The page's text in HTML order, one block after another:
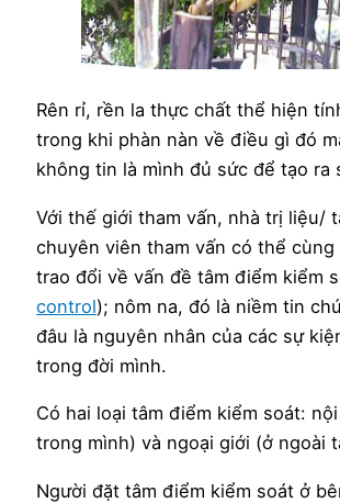
Rên rỉ, rền la thực chất thể hiện
trong khi phàn nàn về điều gì đó
không tin là mình đủ sức để tạo ra
Với thế giới tham vấn, nhà trị liệu/
chuyên viên tham vấn có thể cùng
trao đổi về vấn đề tâm điểm kiểm
control); nôm na, đó là niềm tin
đâu là nguyên nhân của các sự
trong đời mình.
Có hai loại tâm điểm kiểm soát:
trong mình) và ngoại giới (ở ngoài
Người đặt tâm điểm kiểm soát ở